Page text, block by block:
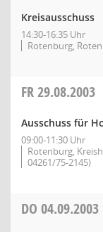
Kreisausschuss
14:30-16:35 Uhr
Rotenburg,
FR29.08.2003
Ausschuss für
09:00-11:30 Uhr
Rotenburg,
04261/75-2145)
DO 04.09.2003